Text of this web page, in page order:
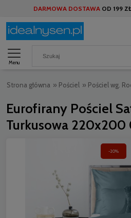
DARMOWA DOSTAWA OD 199
Menu
Strona główna » Pościel » Pościel wg.
Eurofirany Pościel
Turkusowa 220x200
-20%